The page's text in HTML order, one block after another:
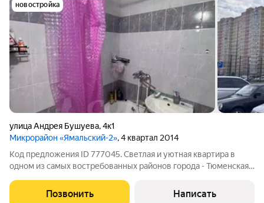
новостройка
улица Андрея Бушуева,4к1
Микрорайон «Ямальский-2», 4 квартал 2014
Код предложения ID 777045. Светлая и уютная квартира в
одном из самых востребованных районов города - Тюменская
стороны, что удобно и практично. Приятным бонусом при
Позвонить Написать